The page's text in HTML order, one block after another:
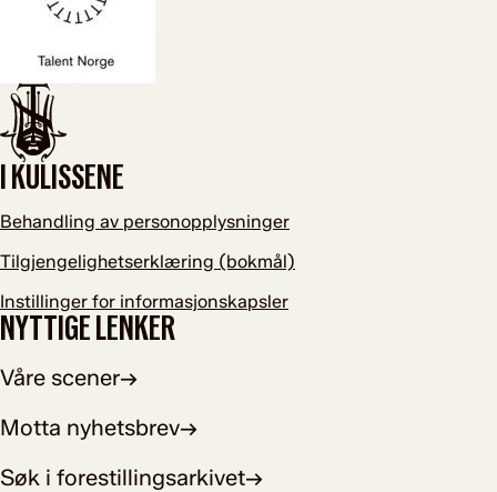
I KULISSENE
Behandling av personopplysninger
Tilgjengelighetserklæring (bokmål)
Instillinger for informasjonskapsler
NYTTIGE LENKER
Våre scener→
Motta nyhetsbrev→
Søk i forestillingsarkivet→